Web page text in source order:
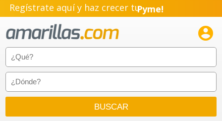
Regístrate aquí y haz crecer tuPyme!
Emprendimiento!
